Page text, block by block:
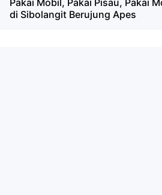
Pakai Mobil, Pakai Pisau, Pakai
di Sibolangit Berujung Apes